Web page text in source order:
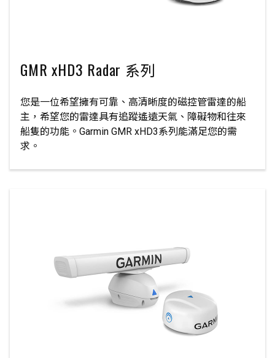
GMR xHD3 Radar 系列
您是一位希望擁有可靠、高清晰度的磁控管雷達的船
主，希望您的雷達具有追蹤遙遠天氣、障礙物和往來
船隻的功能。Garmin GMR xHD3系列能滿足您的需
求。